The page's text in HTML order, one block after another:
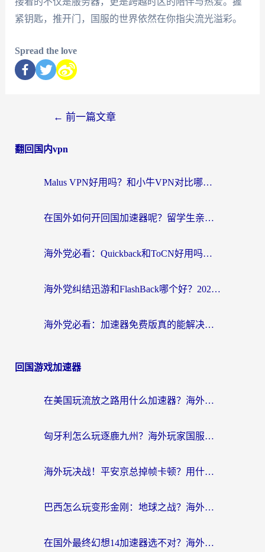
紧钥匙，推开门，国服的世界依然在你指尖流光溢彩。
Spread the love
← 前一篇文章
翻回国内vpn
Malus VPN好用吗？和小牛VPN对比哪个回国效果更好？海外党亲测实用指南
在国外如何开回国加速器呢？留学生亲测的无缝访问国内资源指南
海外党必看：Quickback和ToCN好用吗？3分钟选对回国加速器的实用指南
海外党纠结迅游和FlashBack哪个好？2026实用指南教你选对回国加速器
海外党必看：加速器免费版真的能解决回国访问难题吗？附实用选择指南
回国游戏加速器
在美国玩流放之路用什么加速器？海外党国服游戏不卡顿的终极攻略
匈牙利怎么玩逐鹿九州？海外玩家国服游戏加速器终极指南（附永劫无间荣耀新三国解决方案）
海外玩决战！平安京总掉帧卡顿？用什么加速器比较好？实测指南来了
巴西怎么玩变形金刚：地球之战？海外玩家国服游戏加速终极指南（附新诛仙延迟密室逃脱18解决办法）
在国外最终幻想14加速器选不对？海外玩家的国服游戏加速避坑指南